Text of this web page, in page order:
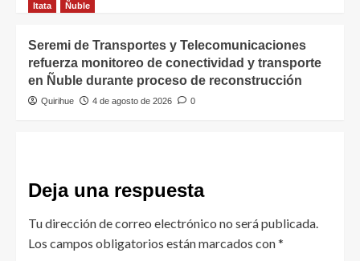
Itata
Ñuble
Seremi de Transportes y Telecomunicaciones
refuerza monitoreo de conectividad y transporte
en Ñuble durante proceso de reconstrucción
Quirihue 4 de agosto de 2026 0
Deja una respuesta
Tu dirección de correo electrónico no será publicada.
Los campos obligatorios están marcados con*